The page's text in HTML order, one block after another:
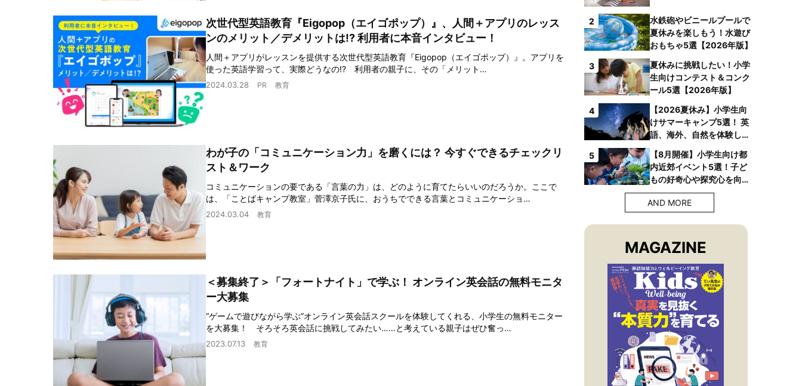
次世代型英語教育『Eigopop（エイゴポップ）』、人間＋アプリのレッス
ンのメリット／デメリットは!? 利用者に本音インタビュー！
人間＋アプリがレッスンを提供する次世代型英語教育『Eigopop（エイゴポップ）』。アプリを
使った英語学習って、実際どうなの!? 利用者の親子に、その「メリット…
2024.03.28 PR 教育
わが子の「コミュニケーション力」を磨くには？ 今すぐできるチェックリ
スト＆ワーク
コミュニケーションの要である「言葉の力」は、どのように育てたらいいのだろうか。ここで
は、「ことばキャンプ教室」菅澤京子氏に、おうちでできる言葉とコミュニケーショ…
2024.03.04 教育
＜募集終了＞「フォートナイト」で学ぶ！ オンライン英会話の無料モニタ
ー大募集
“ゲームで遊びながら学ぶ”オンライン英会話スクールを体験してくれる、小学生の無料モニター
を大募集！ そろそろ英会話に挑戦してみたい……と考えている親子はぜひ奮っ…
2023.07.13 教育
2
水鉄砲やビニールプールで
夏休みを楽しもう！水遊び
おもちゃ5選【2026年版】
3
夏休みに挑戦したい！小学
生向けコンテスト＆コンク
ール5選【2026年版】
4
【2026夏休み】小学生向
けサマーキャンプ5選！ 英
語、海外、自然を体験しよ
5
【8月開催】小学生向け都
内近郊イベント5選！子ど
もの好奇心や探究心を向上
させよう！【2026年版】
AND MORE
MAGAZINE